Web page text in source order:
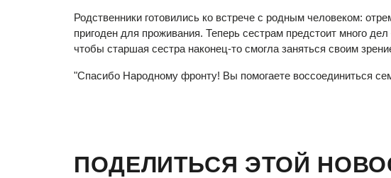
Родственники готовились ко встрече с родным человеком:
пригоден для проживания. Теперь сестрам предстоит много
чтобы старшая сестра наконец-то смогла заняться своим
"Спасибо Народному фронту! Вы помогаете воссоединиться
ПОДЕЛИТЬСЯ ЭТОЙ